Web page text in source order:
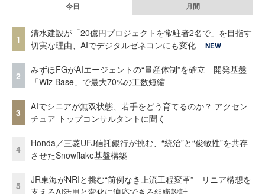
今日 月間
1
清水建設が「20億円プロジェクトを常駐者2名で」を目指す
切実な理由、AIでデジタルゼネコンにも変化
NEW
2
みずほFGがAIエージェントの“量産体制”を確立 開発基盤
「Wiz Base」で最大70%の工数短縮
3
AIでシニアが無双状態、若手をどう育てるのか？ アクセン
チュア トップコンサルタントに聞く
4
Honda／三菱UFJ信託銀行が挑む、“統治”と“俊敏性”を共存
させたSnowflake基盤構築
5
JR東海がNRIと挑む“前例なき上流工程変革” リニア構想を